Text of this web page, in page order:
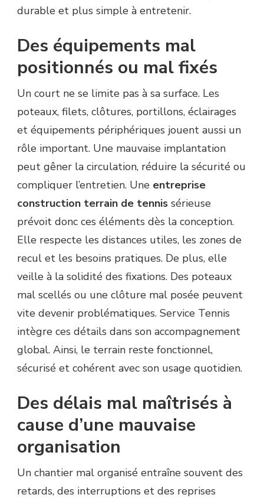
durable et plus simple à entretenir.
Des équipements mal
positionnés ou mal fixés
Un court ne se limite pas à sa surface. Les
poteaux, filets, clôtures, portillons, éclairages
et équipements périphériques jouent aussi un
rôle important. Une mauvaise implantation
peut gêner la circulation, réduire la sécurité ou
compliquer l’entretien. Une entreprise
construction terrain de tennis sérieuse
prévoit donc ces éléments dès la conception.
Elle respecte les distances utiles, les zones de
recul et les besoins pratiques. De plus, elle
veille à la solidité des fixations. Des poteaux
mal scellés ou une clôture mal posée peuvent
vite devenir problématiques. Service Tennis
intègre ces détails dans son accompagnement
global. Ainsi, le terrain reste fonctionnel,
sécurisé et cohérent avec son usage quotidien.
Des délais mal maîtrisés à
cause d’une mauvaise
organisation
Un chantier mal organisé entraîne souvent des
retards, des interruptions et des reprises